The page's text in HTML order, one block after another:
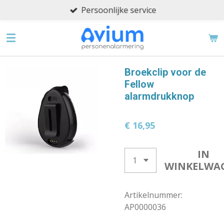
naar
Persoonlijke service
Broekclip voor de
Fellow
alarmdrukknop
€ 16,95
IN
Artikelnummer:
AP0000036